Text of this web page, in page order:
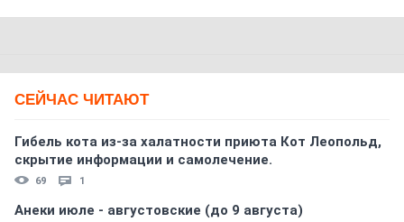
СЕЙЧАС ЧИТАЮТ
Гибель кота из-за халатности приюта Кот Леопольд,
скрытиe информации и самолечение.
69 1
Анеки июле - августовские (до 9 августа)